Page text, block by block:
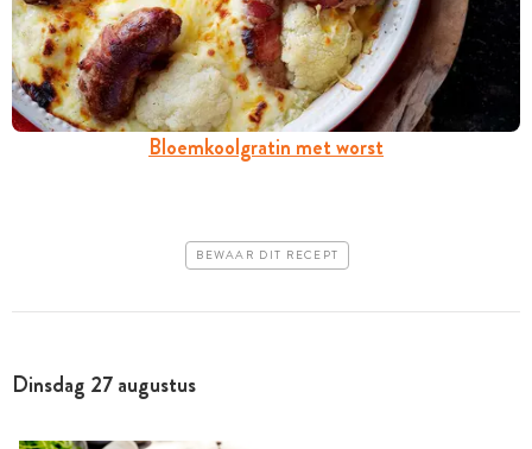
Bloemkoolgratin met worst
BEWAAR DIT RECEPT
Dinsdag 27 augustus